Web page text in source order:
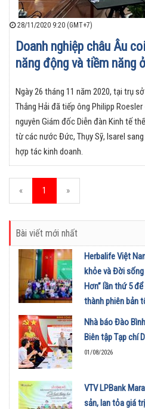
28/11/2020 9:20 (GMT+7)
Doanh nghiệp châu Âu
năng động và tiềm năng
Ngày 26 tháng 11 năm 2020, tại trụ
Thắng Hải đã tiếp ông Philipp
nguyên Giám đốc Diễn đàn Kinh tế
từ các nước Đức, Thụy Sỹ, Isarel
hợp tác kinh doanh.
« 1 »
Bài viết mới nhất
Herbalife Việt
khỏe và Đời
Hơn” lần thứ 5
thành phiên bản
Nhà báo Đào
Biên tập Tạp chí
01/08/2026
VTV LPBank
sản, lan tỏa giá